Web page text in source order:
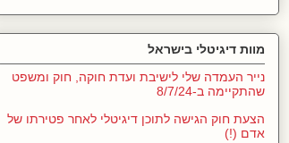
מוות דיגיטלי בישראל
נייר העמדה שלי לישיבת ועדת חוקה, חוק ומשפט
שהתקיימה ב-8/7/24
הצעת חוק הגישה לתוכן דיגיטלי לאחר פטירתו של
אדם (!)